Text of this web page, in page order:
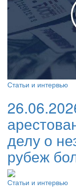
Статьи и интервью
делу о
рубеж
Статьи и интервью